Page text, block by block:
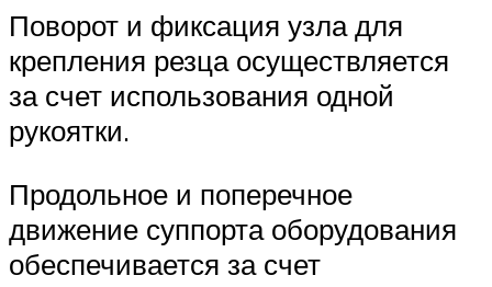
Поворот и фиксация узла для
крепления резца осуществляется
за счет использования одной
рукоятки.
Продольное и поперечное
движение суппорта оборудования
обеспечивается за счет